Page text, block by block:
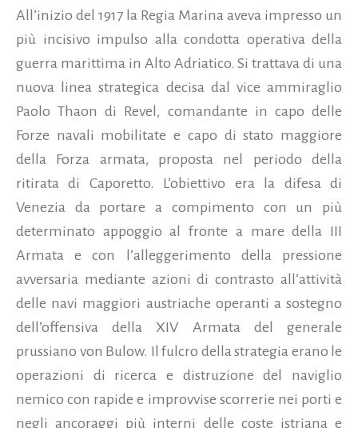
All’inizio del 1917 la Regia Marina aveva impresso un
più incisivo impulso alla condotta operativa della
guerra marittima in Alto Adriatico. Si trattava di una
nuova linea strategica decisa dal vice ammiraglio
Paolo Thaon di Revel, comandante in capo delle
Forze navali mobilitate e capo di stato maggiore
della Forza armata, proposta nel periodo della
ritirata di Caporetto. L’obiettivo era la difesa di
Venezia da portare a compimento con un più
determinato appoggio al fronte a mare della III
Armata e con l’alleggerimento della pressione
avversaria mediante azioni di contrasto all’attività
delle navi maggiori austriache operanti a sostegno
dell’offensiva della XIV Armata del generale
prussiano von Bulow. Il fulcro della strategia erano le
operazioni di ricerca e distruzione del naviglio
nemico con rapide e improvvise scorrerie nei porti e
negli ancoraggi più interni delle coste istriana e